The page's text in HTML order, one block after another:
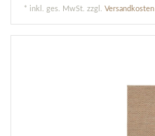
* inkl. ges. MwSt. zzgl.Versandkosten